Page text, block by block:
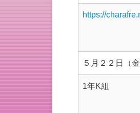
https://
５月２２日（金
1年K組